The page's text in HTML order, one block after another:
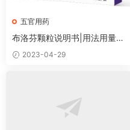
五官用药
布洛芬颗粒说明书|用法用量|
注意事项
2023-04-29